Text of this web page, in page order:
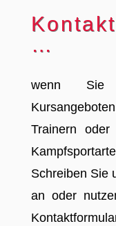
…
wenn Sie
Trainern
Schreiben Sie
an oder